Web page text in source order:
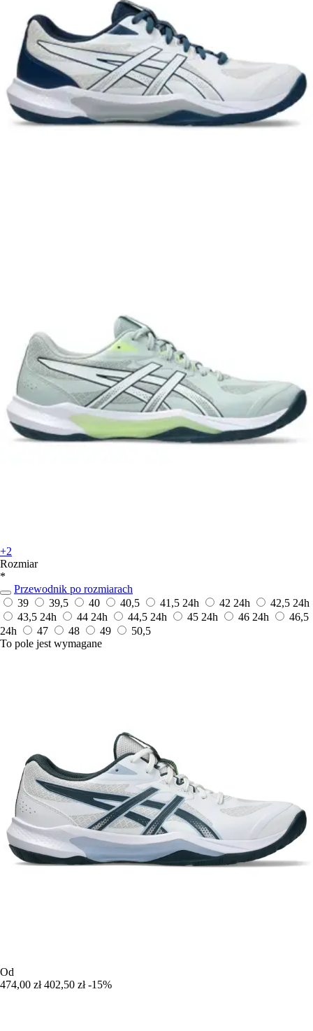
+2
Rozmiar
*
Przewodnik po rozmiarach
39
39,5 40 40,5 41,5 24h 42 24h 42,5 24h
43,5 24h 44 24h 44,5 24h 45 24h 46 24h
46,5
24h
47 48 49
50,5
To pole jest wymagane
Od
474,00 zł 402,50 zł -15%